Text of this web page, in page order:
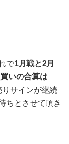
で1月戦と2月
いの合算は
りサインが継続
ちとさせて頂き